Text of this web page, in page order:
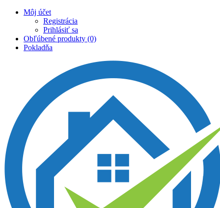
Môj účet
Registrácia
Prihlásiť sa
Obľúbené produkty (0)
Pokladňa